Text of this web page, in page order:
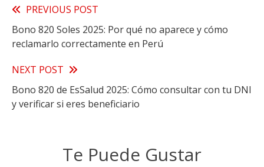
Read
more
PREVIOUS POST
Bono 820 Soles 2025: Por qué no aparece y cómo
reclamarlo correctamente en Perú
NEXT POST
Bono 820 de EsSalud 2025: Cómo consultar con tu DNI
y verificar si eres beneficiario
Te Puede Gustar